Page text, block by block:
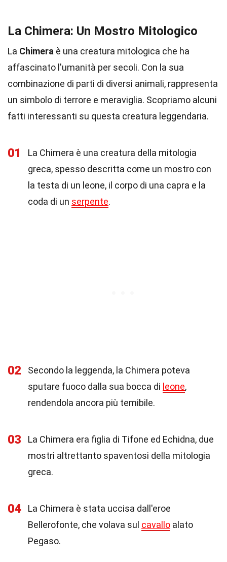
La Chimera: Un Mostro Mitologico
La Chimera è una creatura mitologica che ha
affascinato l'umanità per secoli. Con la sua
combinazione di parti di diversi animali, rappresenta
un simbolo di terrore e meraviglia. Scopriamo alcuni
fatti interessanti su questa creatura leggendaria.
01
La Chimera è una creatura della mitologia
greca, spesso descritta come un mostro con
la testa di un leone, il corpo di una capra e la
coda di un serpente.
02
Secondo la leggenda, la Chimera poteva
sputare fuoco dalla sua bocca di leone,
rendendola ancora più temibile.
03
La Chimera era figlia di Tifone ed Echidna, due
mostri altrettanto spaventosi della mitologia
greca.
04
La Chimera è stata uccisa dall'eroe
Bellerofonte, che volava sul cavallo alato
Pegaso.